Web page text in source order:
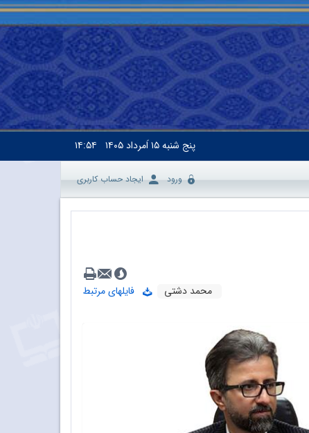
پنج شنبه۱۵ اَمرداد ۱۴۰۵ ۱۴:۵۴
ورود ایجاد حساب کاربری
محمد‌ دشتی
فایلهای مرتبط